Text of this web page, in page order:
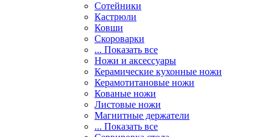
Сотейники
Кастрюли
Ковши
Скороварки
... Показать все
Ножи и аксессуары
Керамические кухонные ножи
Керамотитановые ножи
Кованые ножи
Листовые ножи
Магнитные держатели
... Показать все